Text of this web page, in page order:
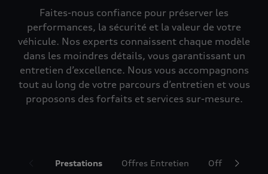
Faites-nous confiance pour préserver les
performances, la sécurité et la valeur de votre
véhicule. Nos experts connaissent chaque modèle
dans les moindres détails, vous garantissant un
entretien d’excellence. Nous vous accompagnons
tout au long de votre parcours d’entretien et vous
proposons des forfaits et services sur-mesure.
Prestations Offres Entretien Offres